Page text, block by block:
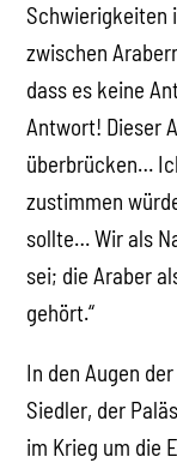
Schwierigkeiten
zwischen
dass es keine
Antwort! Dieser
überbrücken…
zustimmen
sollte… Wir als
sei; die Araber
gehört.“
In den Augen
Siedler, der
im Krieg um die